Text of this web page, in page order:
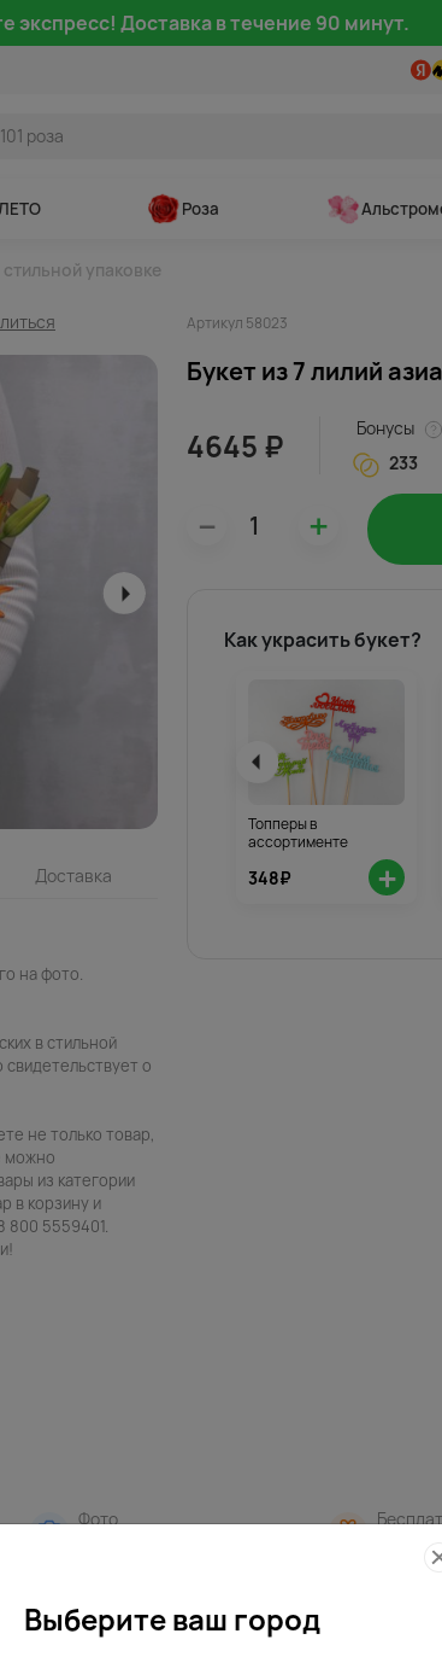
экспресс! Доставка в течение 90 минут.
Роза
упаковке
Артикул 58023
Доставка
на фото.
в стильной
о
не только товар,
можно
из категории
в корзину и
800 5559401.
Букет из 7 лилий
4645 ₽
Бонусы
233
– +
Как украсить букет?
Топперы в
ассортименте
348₽ +
Фото
Выберите ваш город